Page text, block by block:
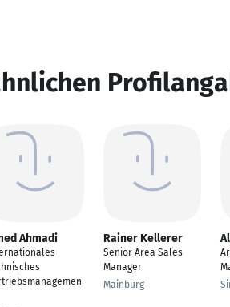
Ahmadi Rainer Kellerer
Senior Area Sales
Manager
Mainburg